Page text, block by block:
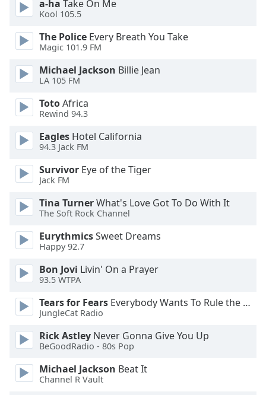
dialog
window.
Escape
cancel
and
window.
Text
Opacity
Text
Background
Area
Background
Color
a-ha Take On Me
Kool 105.5
The Police Every Breath You Take
Magic 101.9 FM
Michael Jackson Billie Jean
LA 105 FM
TotoAfrica
Rewind 94.3
Eagles Hotel California
94.3 Jack FM
Survivor Eye of the Tiger
Jack FM
Tina TurnerWhat's Love Got To Do With It
The Soft Rock Channel
EurythmicsSweet Dreams
Happy 92.7
Bon Jovi Livin' On a Prayer
93.5 WTPA
Tears for Fears Everybody Wants To Rule the World
JungleCat Radio
Rick Astley Never Gonna Give You Up
BeGoodRadio - 80s Pop
Michael Jackson Beat It
Channel R Vault